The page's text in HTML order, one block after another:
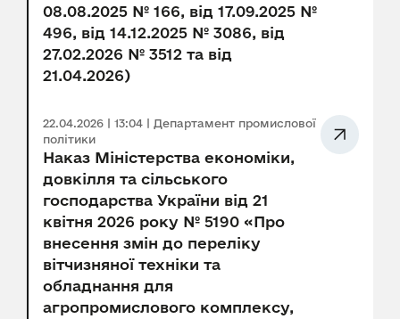
08.08.2025 № 166, від 17.09.2025 №
496, від 14.12.2025 № 3086, від
27.02.2026 № 3512 та від
21.04.2026)
22.04.2026 | 13:04 | Департамент промислової
політики
Наказ Міністерства економіки,
довкілля та сільського
господарства України від 21
квітня 2026 року № 5190 «Про
внесення змін до переліку
вітчизняної техніки та
обладнання для
агропромислового комплексу,